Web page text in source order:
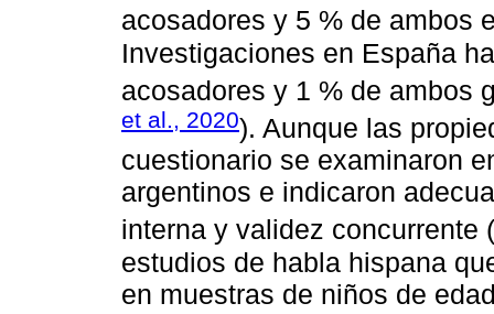
acosadores y 5 % de ambos
Investigaciones en España
acosadores y 1 % de ambos
et al., 2020). Aunque las
cuestionario se examinaron
argentinos e indicaron
interna y validez concurrente (
estudios de habla hispana
en muestras de niños de